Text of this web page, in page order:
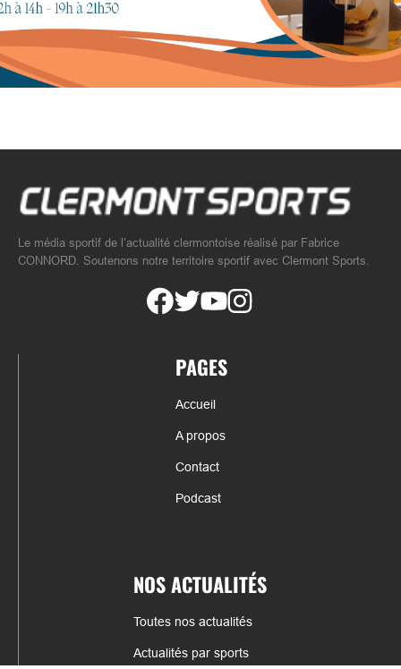
Le média sportif de l’actualité clermontoise réalisé par Fabrice
CONNORD. Soutenons notre territoire sportif avec Clermont Sports.
PAGES
Accueil
A propos
Contact
Podcast
NOS ACTUALITÉS
Toutes nos actualités
Actualités par sports